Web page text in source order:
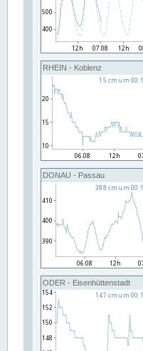
RHEIN - Koblenz
DONAU - Passau
ODER - Eisenhüttenstadt